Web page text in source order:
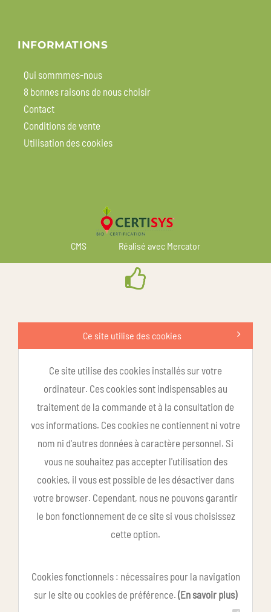
INFORMATIONS
Qui sommmes-nous
8 bonnes raisons de nous choisir
Contact
Conditions de vente
Utilisation des cookies
CMS Réalisé avec Mercator
Ce site utilise des cookies
Ce site utilise des cookies installés sur votre
ordinateur. Ces cookies sont indispensables au
traitement de la commande et à la consultation de
vos informations. Ces cookies ne contiennent ni votre
nom ni d'autres données à caractère personnel. Si
vous ne souhaitez pas accepter l'utilisation des
cookies, il vous est possible de les désactiver dans
votre browser. Cependant, nous ne pouvons garantir
le bon fonctionnement de ce site si vous choisissez
cette option.
Cookies fonctionnels : nécessaires pour la navigation
sur le site ou cookies de préférence. (En savoir plus)